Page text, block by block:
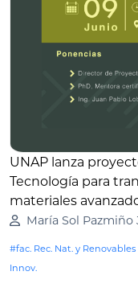
UNAP lanza
Tecnología para
materiales
María Sol Pazmiño
#fac. Rec. Nat. y Renovables
Innov.